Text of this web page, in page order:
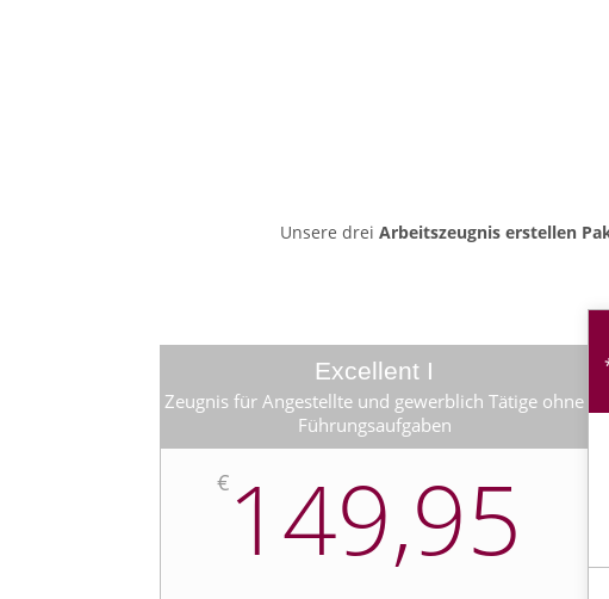
Unsere drei Arbeitszeugnis erstellen
Excellent I
Zeugnis für Angestellte und gewerblich Tätige ohne
Führungsaufgaben
€149,95